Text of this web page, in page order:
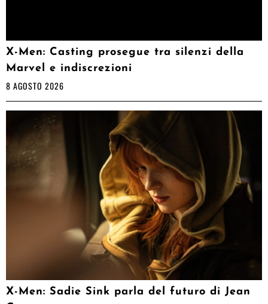
X-Men: Casting prosegue tra silenzi della
Marvel e indiscrezioni
8 AGOSTO 2026
X-Men: Sadie Sink parla del futuro di Jean